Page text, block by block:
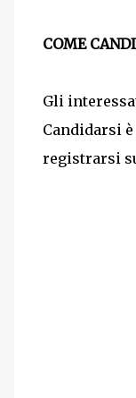
COME
Gli
Candidarsi
registrarsi